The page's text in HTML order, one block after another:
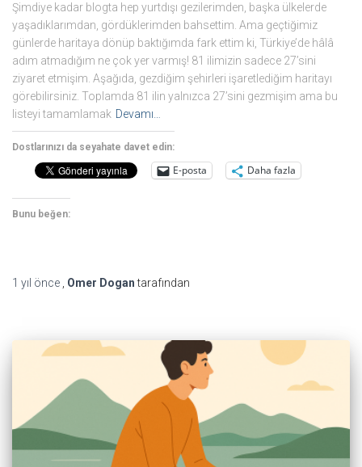
Şimdiye kadar blogta hep yurtdışı gezilerimden, başka ülkelerde
yaşadıklarımdan, gördüklerimden bahsettim. Ama geçtiğimiz
günlerde haritaya dönüp baktığımda fark ettim ki, Türkiye’de hâlâ
adım atmadığım ne çok yer varmış! 81 ilimizin sadece 27’sini
ziyaret etmişim. Aşağıda, gezdiğim şehirleri işaretlediğim haritayı
görebilirsiniz. Toplamda 81 ilin yalnızca 27’sini gezmişim ama bu
listeyi tamamlamak Devamı…
Dostlarınızı da seyahate davet edin:
E-posta Daha fazla
Bunu beğen:
1 yıl önce Omer Dogantarafından